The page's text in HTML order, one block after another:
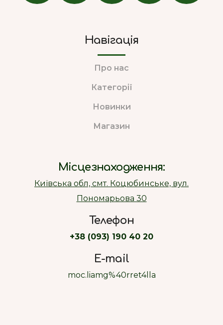
Навігація
Про нас
Категорії
Новинки
Магазин
Місцезнаходження:
Київська обл, смт. Коцюбинське, вул.
Пономарьова 30
Телефон
+38 (093) 190 40 20
E-mail
moc.liamg%40rret4lla